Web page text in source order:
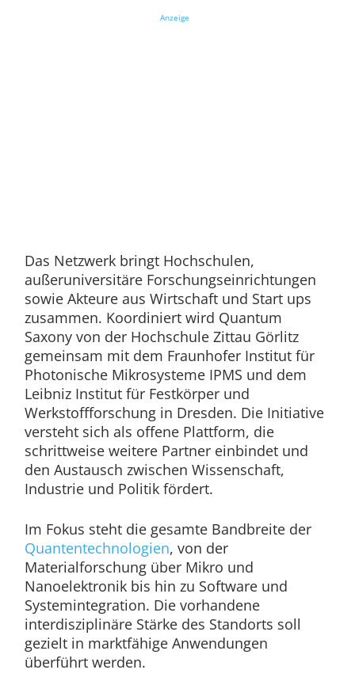
Anzeige
Das Netzwerk bringt Hochschulen,
außeruniversitäre Forschungseinrichtungen
sowie Akteure aus Wirtschaft und Start ups
zusammen. Koordiniert wird Quantum
Saxony von der Hochschule Zittau Görlitz
gemeinsam mit dem Fraunhofer Institut für
Photonische Mikrosysteme IPMS und dem
Leibniz Institut für Festkörper und
Werkstoffforschung in Dresden. Die Initiative
versteht sich als offene Plattform, die
schrittweise weitere Partner einbindet und
den Austausch zwischen Wissenschaft,
Industrie und Politik fördert.
Im Fokus steht die gesamte Bandbreite der
Quantentechnologien, von der
Materialforschung über Mikro und
Nanoelektronik bis hin zu Software und
Systemintegration. Die vorhandene
interdisziplinäre Stärke des Standorts soll
gezielt in marktfähige Anwendungen
überführt werden.